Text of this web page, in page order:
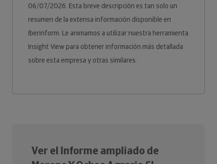
06/07/2026. Esta breve descripción es tan solo un
resumen de la extensa información disponible en
Iberinform. Le animamos a utilizar nuestra herramienta
Insight View para obtener información más detallada
sobre esta empresa y otras similares.
Ver el Informe ampliado de